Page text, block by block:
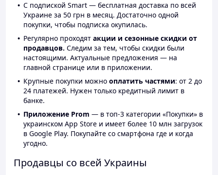
С подпиской Smart — бесплатная доставка по всей
Украине за 50 грн в месяц. Достаточно одной
покупки, чтобы подписка окупилась.
Регулярно проходят акции и сезонные скидки от
продавцов. Следим за тем, чтобы скидки были
настоящими. Актуальные предложения — на
главной странице или в приложении.
Крупные покупки можно оплатить частями: от 2 до
24 платежей. Нужен только кредитный лимит в
банке.
Приложение Prom — в топ-3 категории «Покупки» в
украинском App Store и имеет более 10 млн загрузок
в Google Play. Покупайте со смартфона где и когда
угодно.
Продавцы со всей Украины